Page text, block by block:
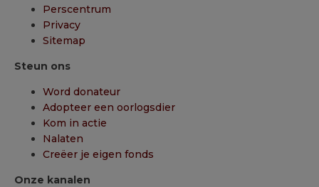
Perscentrum
Privacy
Sitemap
Steun ons
Word donateur
Adopteer een oorlogsdier
Kom in actie
Nalaten
Creëer je eigen fonds
Onze kanalen